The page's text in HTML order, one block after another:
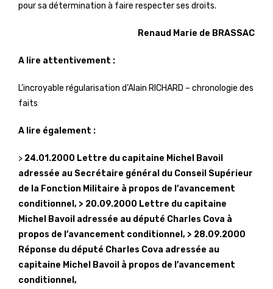
pour sa détermination à faire respecter ses droits.
Renaud Marie de BRASSAC
A lire attentivement :
L’incroyable régularisation d’Alain RICHARD – chronologie des
faits
A lire également :
> 24.01.2000 Lettre du capitaine Michel Bavoil
adressée au Secrétaire général du Conseil Supérieur
de la Fonction Militaire à propos de l’avancement
conditionnel, > 20.09.2000 Lettre du capitaine
Michel Bavoil adressée au député Charles Cova à
propos de l’avancement conditionnel, > 28.09.2000
Réponse du député Charles Cova adressée au
capitaine Michel Bavoil à propos de l’avancement
conditionnel,